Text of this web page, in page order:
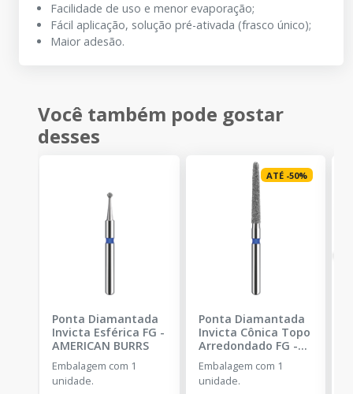
Facilidade de uso e menor evaporação;
Fácil aplicação, solução pré-ativada (frasco único);
Maior adesão.
Você também pode gostar
desses
Ponta Diamantada
Invicta Esférica FG -
AMERICAN BURRS
Embalagem com 1
unidade.
ATÉ -50%
Ponta Diamantada
Invicta Cônica Topo
Arredondado FG -
AMERICAN BURRS
Embalagem com 1
unidade.